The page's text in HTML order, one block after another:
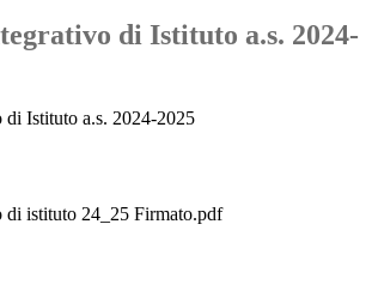
di Istituto a.s. 2024-
Istituto a.s. 2024-2025
di istituto 24_25 Firmato.pdf